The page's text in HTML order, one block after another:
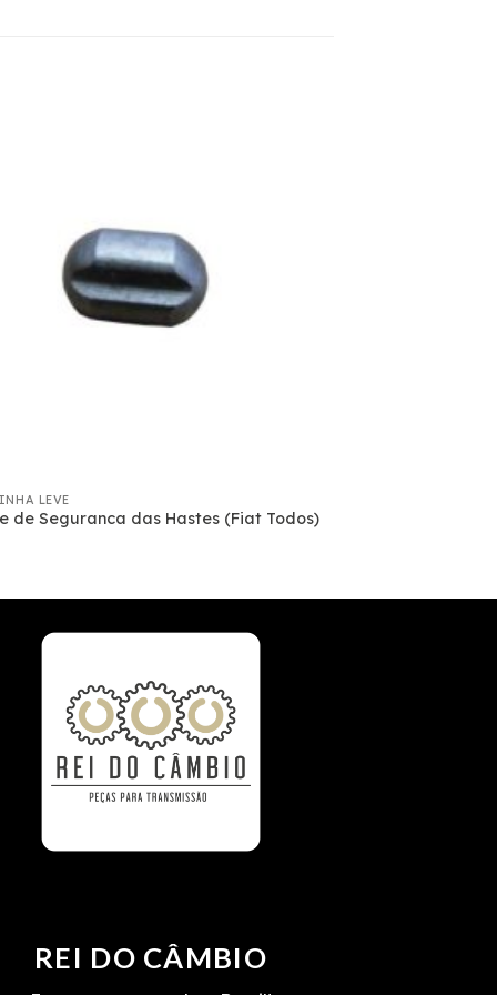
LEVE
de Seguranca das Hastes (Fiat Todos)
REI DO CÂMBIO